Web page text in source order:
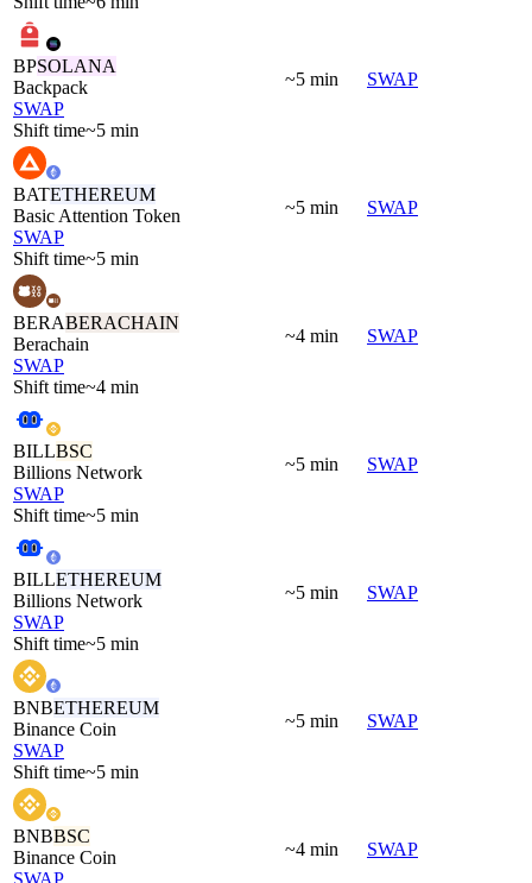
BPSOLANA
Backpack
SWAP
Shift time~5 min
~5 min SWAP
BATETHEREUM
Basic Attention Token
SWAP
Shift time~5 min
~5 min SWAP
BERABERACHAIN
Berachain
SWAP
Shift time~4 min
~4 min SWAP
BILLBSC
Billions Network
SWAP
Shift time~5 min
~5 min SWAP
BILLETHEREUM
Billions Network
SWAP
Shift time~5 min
~5 min SWAP
BNBETHEREUM
Binance Coin
SWAP
Shift time~5 min
~5 min SWAP
BNBBSC
Binance Coin
SWAP
~4 min SWAP